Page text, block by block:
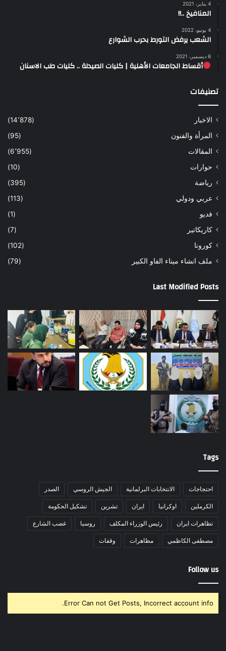
4 يناير، 2021
المنافيخ ..!!
4 يونيو، 2022
الشعب يرفض التورط بحرب الشوارع
6 ديسمبر، 2021
أقساط الجامعات الأهلية | كليات الصيدلة .. كليات طب الاسنان
تصنيفات
الاخبار
(14٬878)
المرأة والفنون
(95)
المقالات
(6٬955)
حوارات
(10)
رياضة
(395)
عربي ودولي
(113)
فديو
(1)
كاريكاتير
(7)
كورونا
(102)
ملف انشاء ميناء الفاو الكبير
(79)
Last Modified Posts
Tags
احتجاجات الانتخابات البرلمانية الجيش الروسي الصدر
الكرملين اوكرانيا ايران تشرين تشكيل الحكومة
تظاهرات ايران رئيس الوزراء المكلف روسيا غضب الشارع
مصطفى الكاظمي مظاهرات وقفات
Follow us
Error Can not Get Posts, Incorrect account info.